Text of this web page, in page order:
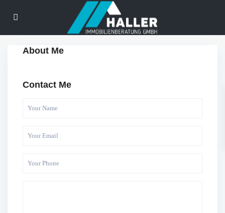
About Me
Contact Me